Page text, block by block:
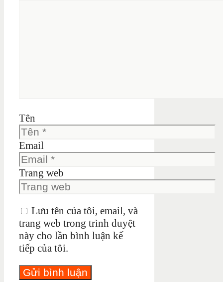
Tên
Email
Trang web
Lưu tên của tôi, email, và
trang web trong trình duyệt
này cho lần bình luận kế
tiếp của tôi.